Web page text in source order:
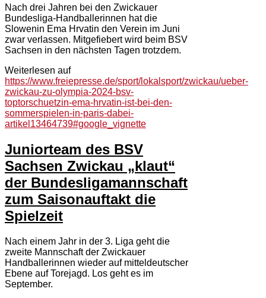
Nach drei Jahren bei den Zwickauer
Bundesliga-Handballerinnen hat die
Slowenin Ema Hrvatin den Verein im Juni
zwar verlassen. Mitgefiebert wird beim BSV
Sachsen in den nächsten Tagen trotzdem.
Weiterlesen auf
https://www.freiepresse.de/sport/lokalsport/zwickau/ueber-
zwickau-zu-olympia-2024-bsv-
toptorschuetzin-ema-hrvatin-ist-bei-den-
sommerspielen-in-paris-dabei-
artikel13464739#google_vignette
Juniorteam des BSV
Sachsen Zwickau „klaut“
der Bundesligamannschaft
zum Saisonauftakt die
Spielzeit
Nach einem Jahr in der 3. Liga geht die
zweite Mannschaft der Zwickauer
Handballerinnen wieder auf mitteldeutscher
Ebene auf Torejagd. Los geht es im
September.